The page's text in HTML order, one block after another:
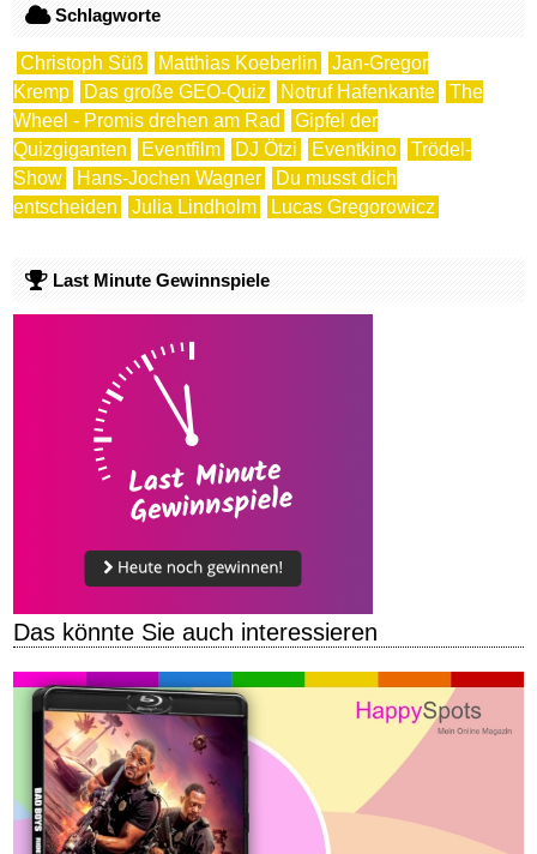
Schlagworte
Christoph Süß Matthias Koeberlin
Jan-Gregor
Kremp
Das große GEO-Quiz Notruf Hafenkante
The
Wheel - Promis drehen am Rad
Gipfel der
Quizgiganten
Eventfilm DJ Ötzi Eventkino
Trödel-
Show
Hans-Jochen Wagner
Du musst dich
entscheiden
Julia Lindholm Lucas Gregorowicz
Last Minute Gewinnspiele
Das könnte Sie auch interessieren